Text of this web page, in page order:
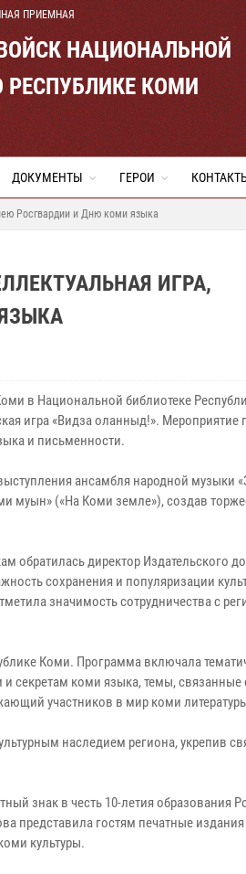
ПРИЕМНАЯ
НАЦИОНАЛЬНОЙ
КОМИ
ДОКУМЕНТЫ ГЕРОИ
Росгвардии и Дню коми языка
ИГРА,
в Национальной библиотеке
игра «Видза оланныд!». Мероприятие
и письменности.
ансамбля народной музыки
муын» («На Коми земле»), создав
обратилась директор Издательского
сохранения и популяризации
значимость сотрудничества с
Коми. Программа включала
секретам коми языка, темы, связанные
участников в мир коми
наследием региона, укрепив
знак в честь 10-летия образования
представила гостям печатные издания
культуры.